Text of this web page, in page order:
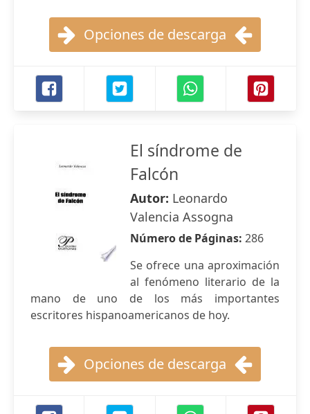
Opciones de descarga
El síndrome de
Falcón
Autor: Leonardo
Valencia Assogna
Número de Páginas: 286
Se ofrece una aproximación
al fenómeno literario de la
mano de uno de los más importantes
escritores hispanoamericanos de hoy.
Opciones de descarga